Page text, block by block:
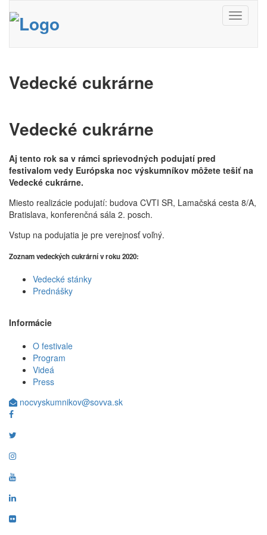
Toggle
Vedecké cukrárne
Vedecké cukrárne
Aj tento rok sa v rámci sprievodných podujatí pred
festivalom vedy Európska noc výskumníkov môžete tešiť na
Vedecké cukrárne.
Miesto realizácie podujatí: budova CVTI SR, Lamačská cesta 8/A,
Bratislava, konferenčná sála 2. posch.
Vstup na podujatia je pre verejnosť voľný.
Zoznam vedeckých cukrární v roku 2020:
Vedecké stánky
Prednášky
Informácie
O festivale
Program
Videá
Press
nocvyskumnikov@sovva.sk